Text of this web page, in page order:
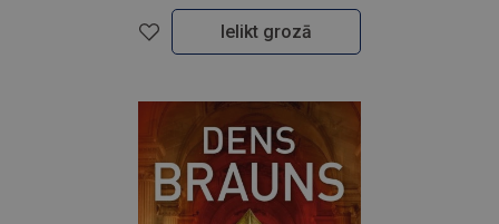
Ielikt grozā